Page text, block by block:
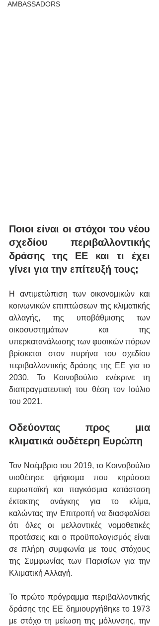
AMBASSADORS
Ποιοι είναι οι στόχοι του νέου
σχεδίου περιβαλλοντικής
δράσης της ΕΕ και τι έχει
γίνει για την επίτευξή τους;
Η αντιμετώπιση των οικονομικών και
κοινωνικών επιπτώσεων της κλιματικής
αλλαγής, της υποβάθμισης των
οικοσυστημάτων και της
υπερκατανάλωσης των φυσικών πόρων
βρίσκεται στον πυρήνα του σχεδίου
περιβαλλοντικής δράσης της ΕΕ για το
2030. Το Κοινοβούλιο ενέκρινε τη
διαπραγματευτική του θέση τον Ιούλιο
του 2021.
Οδεύοντας προς μια
κλιματικά ουδέτερη Ευρώπη
Τον Νοέμβριο του 2019, το Κοινοβούλιο
υιοθέτησε ψήφισμα που κηρύσσει
ευρωπαϊκή και παγκόσμια κατάσταση
έκτακτης ανάγκης για το κλίμα,
καλώντας την Επιτροπή να διασφαλίσει
ότι όλες οι μελλοντικές νομοθετικές
προτάσεις και ο προϋπολογισμός είναι
σε πλήρη συμφωνία με τους στόχους
της Συμφωνίας των Παρισίων για την
Κλιματική Αλλαγή.
Το πρώτο πρόγραμμα περιβαλλοντικής
δράσης της ΕΕ δημιουργήθηκε το 1973
με στόχο τη μείωση της μόλυνσης, την